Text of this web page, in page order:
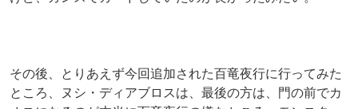
その後、とりあえず今回追加された百竜夜行に行ってみた
ところ、ヌシ・ディアブロスは、最後の方は、門の前でカ